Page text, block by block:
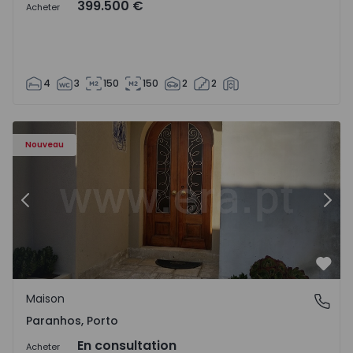
Acheter 399.500 €
4 3 150 150 2 2
Nouveau
Maison T10 Porto, Paranhos - 1572292 - 12
Précédent
Paranhos, Porto
Maison
Paranhos, Porto
Acheter En consultation